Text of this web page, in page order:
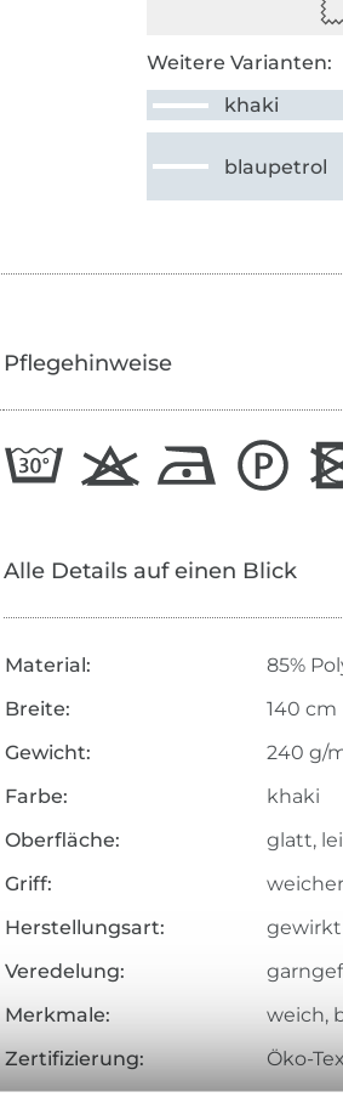
Weitere Varianten:
khaki
blaupetrol
Pflegehinweise
Alle Details auf einen Blick
Material:
85%
Breite:
140 cm
Gewicht:
240 g/
Farbe:
khaki
Oberfläche:
glatt,
Griff:
Herstellungsart:
gewirkt
Veredelung:
Merkmale:
weich,
Zertifizierung:
Öko-